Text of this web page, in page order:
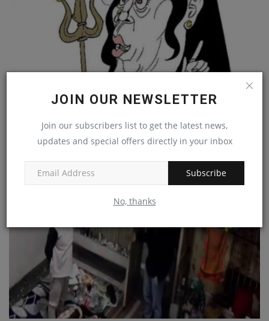
JOIN OUR NEWSLETTER
Join our subscribers list to get the latest news,
updates and special offers directly in your inbox
Subscribe
No, thanks
பெண் சாமியாரிடம் ஏமாந்த கோடீஸ்வரர்!
Dec 12, 2022 0